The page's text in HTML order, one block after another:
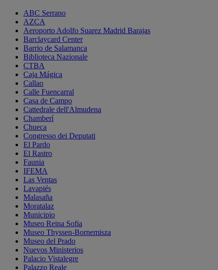
ABC Serrano
AZCA
Aeroporto Adolfo Suarez Madrid Barajas
Barclaycard Center
Barrio de Salamanca
Biblioteca Nazionale
CTBA
Caja Mágica
Callao
Calle Fuencarral
Casa de Campo
Cattedrale dell'Almudena
Chamberí
Chueca
Congresso dei Deputati
El Pardo
El Rastro
Faunia
IFEMA
Las Ventas
Lavapiés
Malasaña
Moratalaz
Municipio
Museo Reina Sofia
Museo Thyssen-Bornemisza
Museo del Prado
Nuevos Ministerios
Palacio Vistalegre
Palazzo Reale